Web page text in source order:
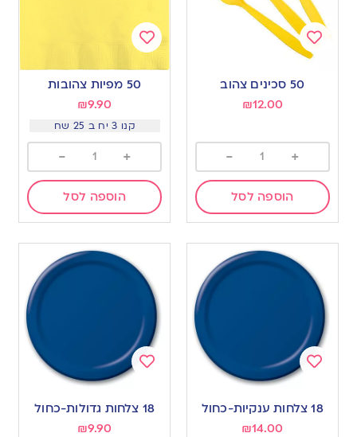
Add
50 סכינים צהוב
₪12.00
+
-
הוספה לסל
50 מפיות צהובות
₪9.90
קנו 3 יח ב 25 שח
+
-
הוספה לסל
to
wishlist
18 צלחות ענקיות-כחול
₪14.00
to
wishlist
18 צלחות גדולות-כחול
₪9.90